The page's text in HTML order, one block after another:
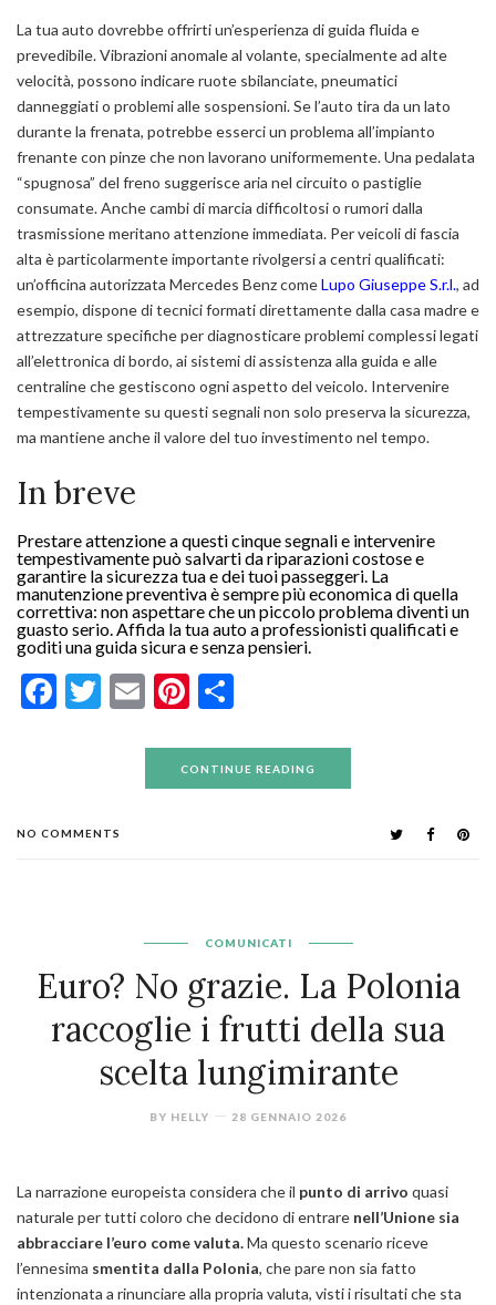
La tua auto dovrebbe offrirti un’esperienza di guida fluida e
prevedibile. Vibrazioni anomale al volante, specialmente ad alte
velocità, possono indicare ruote sbilanciate, pneumatici
danneggiati o problemi alle sospensioni. Se l’auto tira da un lato
durante la frenata, potrebbe esserci un problema all’impianto
frenante con pinze che non lavorano uniformemente. Una pedalata
“spugnosa” del freno suggerisce aria nel circuito o pastiglie
consumate. Anche cambi di marcia difficoltosi o rumori dalla
trasmissione meritano attenzione immediata. Per veicoli di fascia
alta è particolarmente importante rivolgersi a centri qualificati:
un’officina autorizzata Mercedes Benz comeLupo Giuseppe S.r.l., ad
esempio, dispone di tecnici formati direttamente dalla casa madre e
attrezzature specifiche per diagnosticare problemi complessi legati
all’elettronica di bordo, ai sistemi di assistenza alla guida e alle
centraline che gestiscono ogni aspetto del veicolo. Intervenire
tempestivamente su questi segnali non solo preserva la sicurezza,
ma mantiene anche il valore del tuo investimento nel tempo.
In breve
Prestare attenzione a questi cinque segnali e intervenire
tempestivamente può salvarti da riparazioni costose e
garantire la sicurezza tua e dei tuoi passeggeri. La
manutenzione preventiva è sempre più economica di quella
correttiva: non aspettare che un piccolo problema diventi un
guasto serio. Affida la tua auto a professionisti qualificati e
goditi una guida sicura e senza pensieri.
Facebook
Twitter
EmailPinterest
CONTINUE READING
NO COMMENTS
COMUNICATI
Euro? No grazie. La Polonia
raccoglie i frutti della sua
scelta lungimirante
BY HELLY 28 GENNAIO 2026
La narrazione europeista considera che il punto di arrivo quasi
naturale per tutti coloro che decidono di entrare nell’Unione sia
abbracciare l’euro come valuta.Ma questo scenario riceve
l’ennesima smentita dalla Polonia, che pare non sia fatto
intenzionata a rinunciare alla propria valuta, visti i risultati che sta